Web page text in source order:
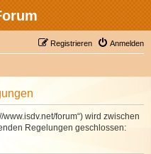
Anmelden
Registrieren
www.isdv.net/forum“) wird zwischen
Regelungen geschlossen: